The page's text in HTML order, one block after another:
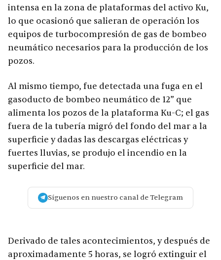
intensa en la zona de plataformas del activo Ku,
lo que ocasionó que salieran de operación los
equipos de turbocompresión de gas de bombeo
neumático necesarios para la producción de los
pozos.
Al mismo tiempo, fue detectada una fuga en el
gasoducto de bombeo neumático de 12” que
alimenta los pozos de la plataforma Ku-C; el gas
fuera de la tubería migró del fondo del mar a la
superficie y dadas las descargas eléctricas y
fuertes lluvias, se produjo el incendio en la
superficie del mar.
Síguenos en nuestro canal de Telegram
Derivado de tales acontecimientos, y después de
aproximadamente 5 horas, se logró extinguir el